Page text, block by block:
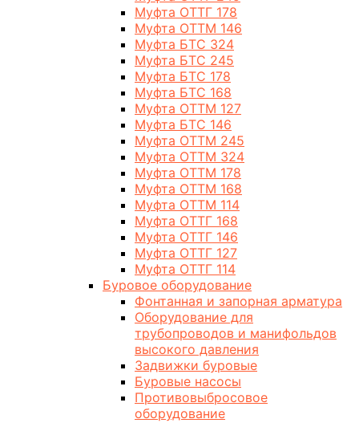
Муфта ОТТГ 178
Муфта ОТТМ 146
Муфта БТС 324
Муфта БТС 245
Муфта БТС 178
Муфта БТС 168
Муфта ОТТМ 127
Муфта БТС 146
Муфта ОТТМ 245
Муфта ОТТМ 324
Муфта ОТТМ 178
Муфта ОТТМ 168
Муфта ОТТМ 114
Муфта ОТТГ 168
Муфта ОТТГ 146
Муфта ОТТГ 127
Муфта ОТТГ 114
Буровое оборудование
Фонтанная и запорная арматура
Оборудование для
трубопроводов и манифольдов
высокого давления
Задвижки буровые
Буровые насосы
Противовыбросовое
оборудование